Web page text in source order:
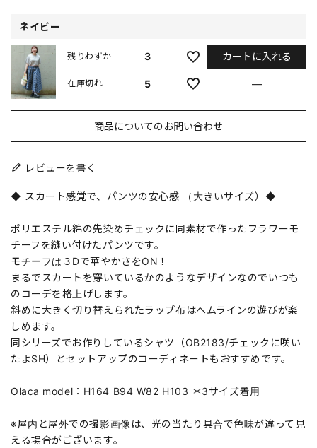
ネイビー
3
残りわずか カートに入れる
5
在庫切れ —
商品についてのお問い合わせ
レビューを書く
◆ スカート感覚で、パンツの安心感 （大きいサイズ）◆
ポリエステル綿の先染めチェックに同素材で作ったフラワーモ
チーフを縫い付けたパンツです。
モチーフは３Dで華やかさをON！
まるでスカートを穿いているかのようなデザインなのでいつも
のコーデを格上げします。
斜めに大きく切り替えられたラップ布はヘムラインの遊びが楽
しめます。
同シリーズでお作りしているシャツ（OB2183/チェックに咲い
たよSH）とセットアップのコーディネートもおすすめです。
Olaca model：H164 B94 W82 H103 ＊3サイズ着用
※屋内と屋外での撮影画像は、光の当たり具合で色味が違って見
える場合がございます。